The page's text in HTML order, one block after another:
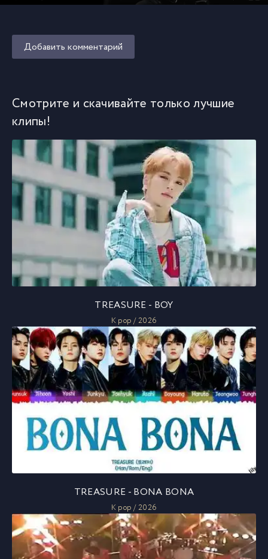
Добавить комментарий
Смотрите и скачивайте только лучшие
клипы!
TREASURE - BOY
K pop / 2026
TREASURE - BONA BONA
K pop / 2026